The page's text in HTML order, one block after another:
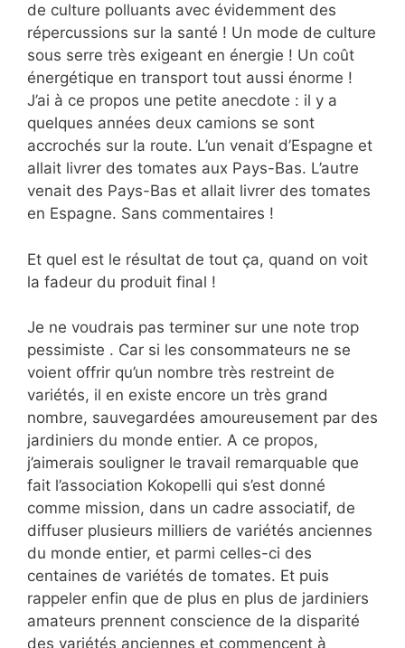
de culture polluants avec évidemment des
répercussions sur la santé ! Un mode de culture
sous serre très exigeant en énergie ! Un coût
énergétique en transport tout aussi énorme !
J’ai à ce propos une petite anecdote : il y a
quelques années deux camions se sont
accrochés sur la route. L’un venait d’Espagne et
allait livrer des tomates aux Pays-Bas. L’autre
venait des Pays-Bas et allait livrer des tomates
en Espagne. Sans commentaires !
Et quel est le résultat de tout ça, quand on voit
la fadeur du produit final !
Je ne voudrais pas terminer sur une note trop
pessimiste . Car si les consommateurs ne se
voient offrir qu’un nombre très restreint de
variétés, il en existe encore un très grand
nombre, sauvegardées amoureusement par des
jardiniers du monde entier. A ce propos,
j’aimerais souligner le travail remarquable que
fait l’association Kokopelli qui s’est donné
comme mission, dans un cadre associatif, de
diffuser plusieurs milliers de variétés anciennes
du monde entier, et parmi celles-ci des
centaines de variétés de tomates. Et puis
rappeler enfin que de plus en plus de jardiniers
amateurs prennent conscience de la disparité
des variétés anciennes et commencent à